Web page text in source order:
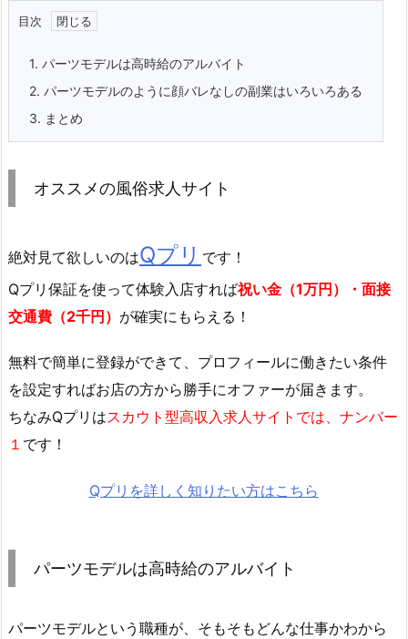
目次
1. パーツモデルは高時給のアルバイト
2. パーツモデルのように顔バレなしの副業はいろいろある
3. まとめ
オススメの風俗求人サイト
絶対見て欲しいのはQプリ です！
Qプリ保証を使って体験入店すれば祝い金（1万円）・面接
交通費（2千円） が確実にもらえる！
無料で簡単に登録ができて、プロフィールに働きたい条件
を設定すればお店の方から勝手にオファーが届きます。
ちなみQプリはスカウト型高収入求人サイトでは、ナンバー
１ です！
Qプリを詳しく知りたい方はこちら
パーツモデルは高時給のアルバイト
パーツモデルという職種が、そもそもどんな仕事かわから